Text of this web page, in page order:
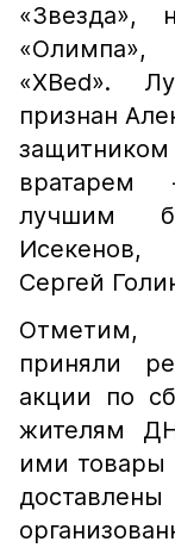
«Звезда»,
«Олимпа»,
«XBed».
признан
вратарем
лучшим
Сергей
Отметим,
приняли
акции по
жителям
ими товары